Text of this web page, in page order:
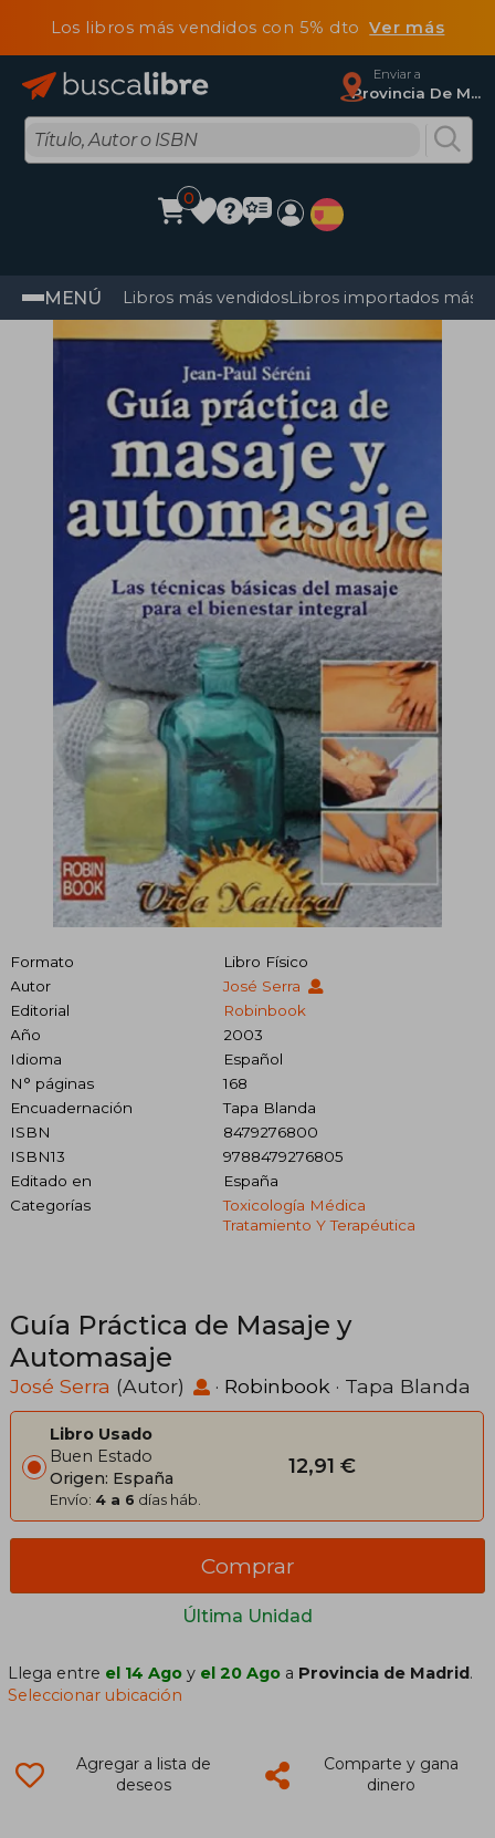
Los libros más vendidos con 5% dtoVer más
Enviar a
Provincia De Madrid
0
MENÚ Libros más vendidosLibros importados más
Formato
Libro Físico
Autor
José Serra
Editorial
Robinbook
Año
2003
Idioma
Español
N° páginas
168
Encuadernación
Tapa Blanda
ISBN
8479276800
ISBN13
9788479276805
Editado en
España
Categorías
Toxicología Médica
Tratamiento Y Terapéutica
Guía Práctica de Masaje y
Automasaje
José Serra (Autor) · Robinbook · Tapa Blanda
Libro Usado
Buen Estado
Origen: España
Envío: 4 a 6 días háb.
12,91 €
Última Unidad
Comprar
Llega entre el 14 Ago y el 20 Ago a Provincia de Madrid .
Seleccionar ubicación
Agregar a lista de
deseos
Comparte y gana
dinero